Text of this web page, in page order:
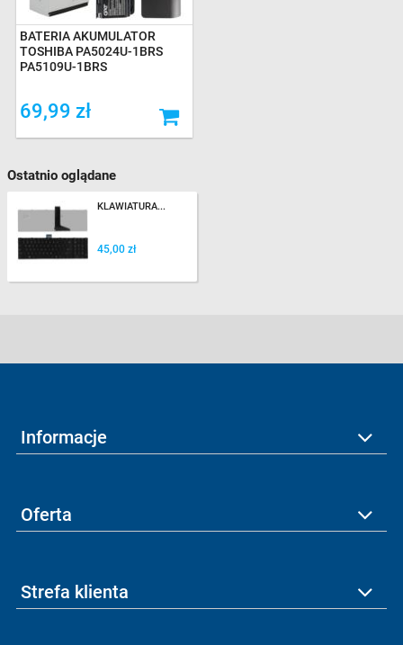
BATERIA AKUMULATOR
TOSHIBA PA5024U-1BRS
PA5109U-1BRS
69,99 zł
Ostatnio oglądane
KLAWIATURA...
45,00 zł
Informacje
Oferta
Strefa klienta